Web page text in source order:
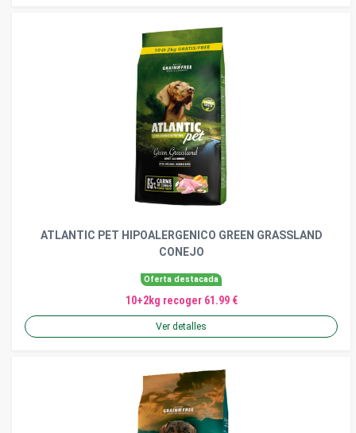
ATLANTIC PET HIPOALERGENICO GREEN GRASSLAND
CONEJO
Oferta destacada
10+2kg recoger 61.99 €
Ver detalles